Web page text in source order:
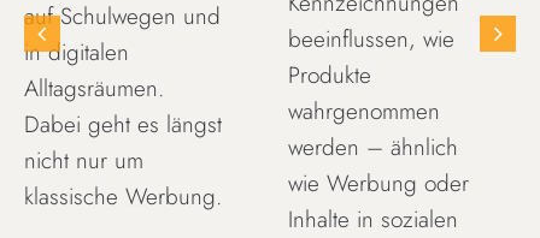
auf Schulwegen und
in digitalen
Alltagsräumen.
Dabei geht es längst
nicht nur um
klassische Werbung.
beeinflussen, wie
Produkte
wahrgenommen
werden – ähnlich
wie Werbung oder
Inhalte in sozialen